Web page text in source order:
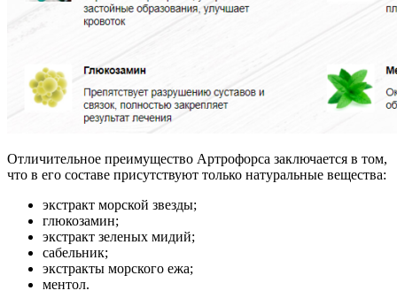
Отличительное преимущество Артрофорса заключается в том,
что в его составе присутствуют только натуральные вещества:
экстракт морской звезды;
глюкозамин;
экстракт зеленых мидий;
сабельник;
экстракты морского ежа;
ментол.